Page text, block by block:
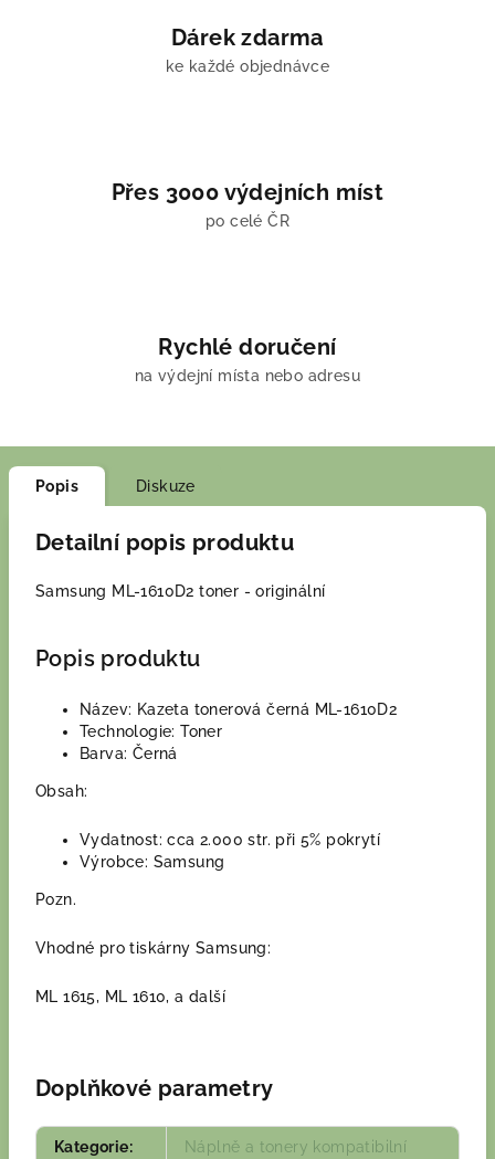
Dárek zdarma
ke každé objednávce
Přes 3000 výdejních míst
po celé ČR
Rychlé doručení
na výdejní místa nebo adresu
Popis Diskuze
Detailní popis produktu
Samsung ML-1610D2 toner - originální
Popis produktu
Název: Kazeta tonerová černá ML-1610D2
Technologie: Toner
Barva: Černá
Obsah:
Vydatnost: cca 2.000 str. při 5% pokrytí
Výrobce: Samsung
Pozn.
Vhodné pro tiskárny Samsung:
ML 1615, ML 1610, a další
Doplňkové parametry
Kategorie: Náplně a tonery kompatibilní